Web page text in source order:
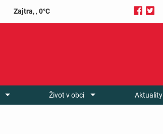
Zajtra,,0°C
Život v obci Aktuality